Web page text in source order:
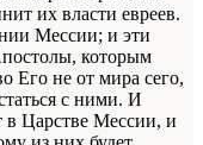
их власти евреев.
Мессии; и эти
которым
Его не от мира сего,
с ними. И
в Царстве Мессии, и